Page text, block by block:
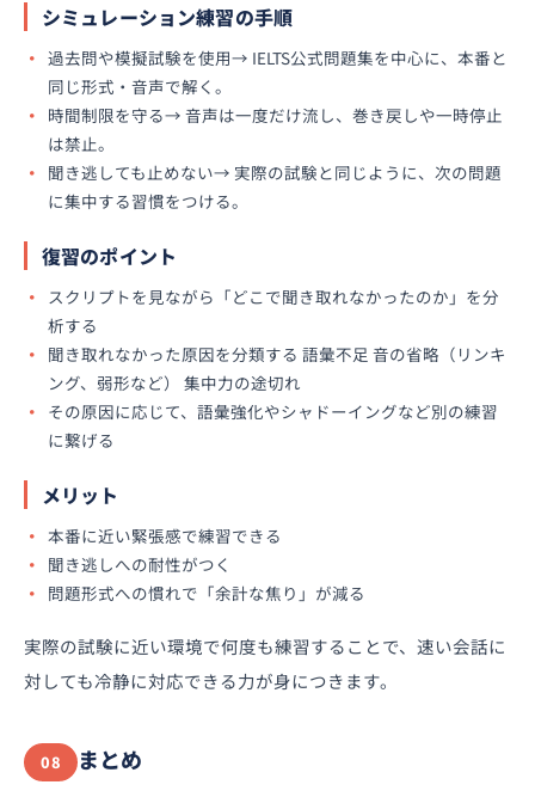
シミュレーション練習の手順
過去問や模擬試験を使用→ IELTS公式問題集を中心に、本番と
同じ形式・音声で解く。
時間制限を守る→ 音声は一度だけ流し、巻き戻しや一時停止
は禁止。
聞き逃しても止めない→ 実際の試験と同じように、次の問題
に集中する習慣をつける。
復習のポイント
スクリプトを見ながら「どこで聞き取れなかったのか」を分
析する
聞き取れなかった原因を分類する 語彙不足 音の省略（リンキ
ング、弱形など） 集中力の途切れ
その原因に応じて、語彙強化やシャドーイングなど別の練習
に繋げる
メリット
本番に近い緊張感で練習できる
聞き逃しへの耐性がつく
問題形式への慣れで「余計な焦り」が減る
実際の試験に近い環境で何度も練習することで、速い会話に
対しても冷静に対応できる力が身につきます。
08 まとめ